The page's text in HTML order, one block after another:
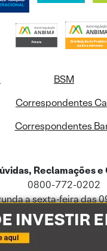
BSM
Correspondentes
Correspondentes
Reclamações
0800-772-0202
a sexta-feira das
Se não estiver
0800-722-3730